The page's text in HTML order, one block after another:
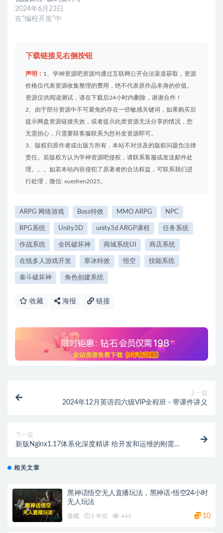
2024年6月23日
在“编程开发”中
下载链接见右侧按钮
声明： 1、学神资源吧资源均通过互联网公开合法渠道获取，资源
价格仅代表资源收集整理的费用，绝不代表原作品本身的价值。
资源仅供阅读测试，请在下载后24小时内删除，谢谢合作！
2、由于部分资源中不可避免的存在一些敏感关键词，如果购买后
提示网盘资源链接失效，或者提示此类资源无法分享的情况，您
无需担心，只需要联客服联系为您补发资源即可。
3、版权归原作者或出版方所有，本站不对涉及的版权问题负法律
责任。若版权方认为学神资源吧侵权，请联系客服或发送邮件处
理。。。如若本站内容侵犯了原著者的合法权益，可联系我们进
行处理，微信: xueshen2025。
ARPG 网络游戏 Boss特效 MMO ARPG NPC
RPG系统 Unity3D unity3d ARGP课程 任务系统
作战系统 全民破坏神 商城系统UI 商店系统
在线多人游戏开发 寒冰特效 悟空 技能系统
泰斗破坏神 角色创建系统
收藏 海报 链接
上一篇
2024年12月英语四六级VIP全程班 - 带课件讲义
下一篇
新版Nginx1.17体系化深度精讲 给开发和运维的刚需课
相关文章
黑神话悟空无人直播玩法，黑神话-悟空24小时
无人玩法
游戏 2 年前 449 10